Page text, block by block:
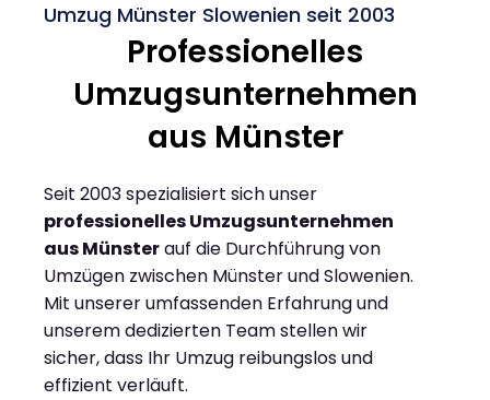
Umzug Münster Slowenien seit 2003
Professionelles
Umzugsunternehmen
aus Münster
Seit 2003 spezialisiert sich unser
professionelles Umzugsunternehmen
aus Münsterauf die Durchführung von
Umzügen zwischen Münster und Slowenien.
Mit unserer umfassenden Erfahrung und
unserem dedizierten Team stellen wir
sicher, dass Ihr Umzug reibungslos und
effizient verläuft.